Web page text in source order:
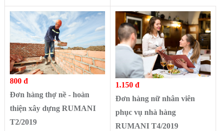
800 đ
Đơn hàng thợ nề - hoàn
thiện xây dựng RUMANI
T2/2019
1.150 đ
Đơn hàng nữ nhân viên
phục vụ nhà hàng
RUMANI T4/2019